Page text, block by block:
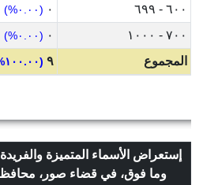
٦٠٠ - ٦٩٩ ٠ (٠.٠٠%)
٧٠٠ - ١٠٠٠ ٠ (٠.٠٠%)
المجموع ٩ (١٠٠.٠٠%)
وما فوق، في قضاء صور،